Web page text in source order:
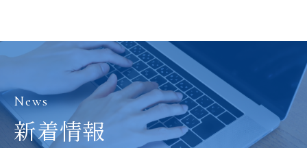
News
新着情報